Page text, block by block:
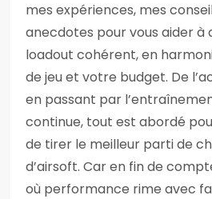
mes expériences, mes
anecdotes pour vous aider à
loadout cohérent, en
de jeu et votre budget. De
en passant par
continue, tout est abordé
de tirer le meilleur parti de
d’airsoft. Car en fin de
où performance rime avec